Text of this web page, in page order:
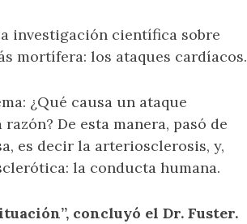
investigación científica sobre
mortífera: los ataques cardíacos.
¿Qué causa un ataque
De esta manera, pasó de
es decir la arteriosclerosis, y,
la conducta humana.
concluyó el Dr. Fuster.